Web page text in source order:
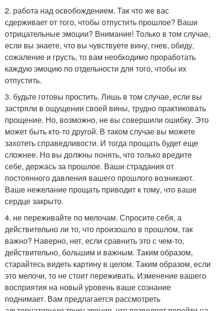
2. работа над освобождением. Так что же вас
сдерживает от того, чтобы отпустить прошлое? Ваши
отрицательные эмоции? Внимание! Только в том случае,
если вы знаете, что вы чувствуете вину, гнев, обиду,
сожаление и грусть, то вам необходимо проработать
каждую эмоцию по отдельности для того, чтобы их
отпустить.
3. будьте готовы простить. Лишь в том случае, если вы
застряли в ощущении своей вины, трудно практиковать
прощение. Но, возможно, не вы совершили ошибку. Это
может быть кто-то другой. В таком случае вы можете
захотеть справедливости. И тогда прощать будет еще
сложнее. Но вы должны понять, что только вредите
себе, держась за прошлое. Ваши страдания от
постоянного давления вашего прошлого возникают.
Ваше нежелание прощать приводит к тому, что ваше
сердце закрыто.
4. не переживайте по мелочам. Спросите себя, а
действительно ли то, что произошло в прошлом, так
важно? Наверно, нет, если сравнить это с чем-то,
действительно, большим и важным. Таким образом,
старайтесь видеть картину в целом. Таким образом, если
это мелочи, то не стоит переживать. Изменение вашего
восприятия на новый уровень ваше сознание
поднимает. Вам предлагается рассмотреть